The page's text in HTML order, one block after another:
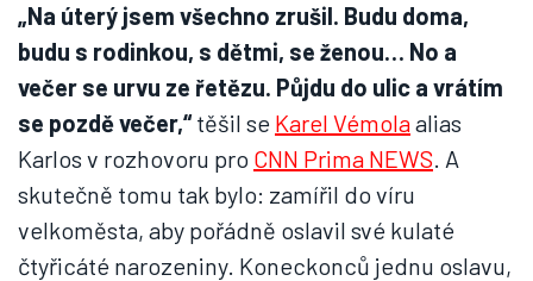
„Na úterý jsem všechno zrušil. Budu doma,
budu s rodinkou, s dětmi, se ženou… No a
večer se urvu ze řetězu. Půjdu do ulic a vrátím
se pozdě večer,“těšil se Karel Vémolaalias
Karlos v rozhovoru pro CNN Prima NEWS. A
skutečně tomu tak bylo: zamířil do víru
velkoměsta, aby pořádně oslavil své kulaté
čtyřicáté narozeniny. Koneckonců jednu oslavu,